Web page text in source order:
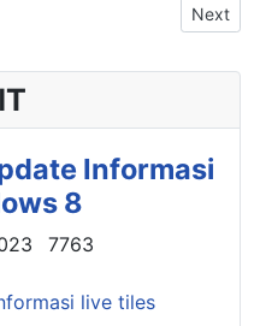
Terbaik Untuk Perangkat
Next
Next
Informasi
8
7763